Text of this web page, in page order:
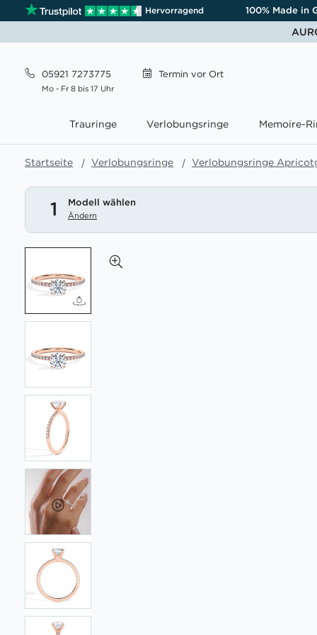
Hervorragend 100% Made in
05921 7273775
Mo - Fr 8 bis 17 Uhr
Termin vor Ort
Trauringe Verlobungsringe Memoire-
Startseite Verlobungsringe Verlobungsringe
1 Modell wählen
Ändern
der
Bildgalerie
springen